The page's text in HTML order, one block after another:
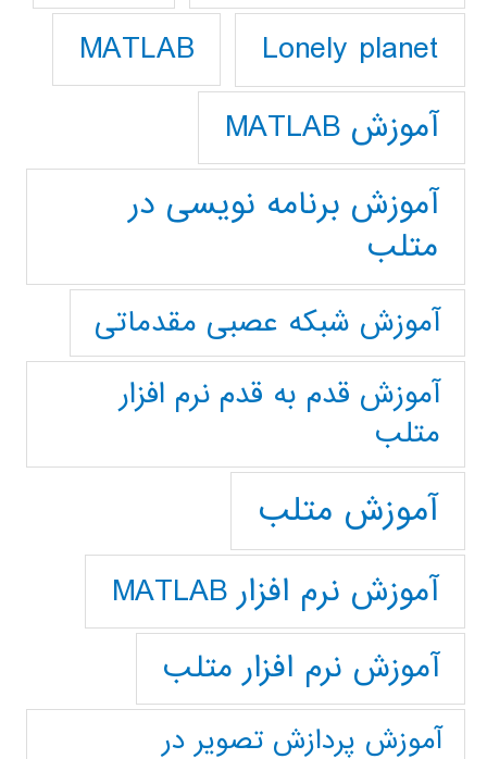
Lonely planet
MATLAB
آموزش MATLAB
آموزش برنامه نویسی در
متلب
آموزش شبکه عصبی مقدماتی
آموزش قدم به قدم نرم افزار
متلب
آموزش متلب
آموزش نرم افزار MATLAB
آموزش نرم افزار متلب
آموزش پردازش تصوير در